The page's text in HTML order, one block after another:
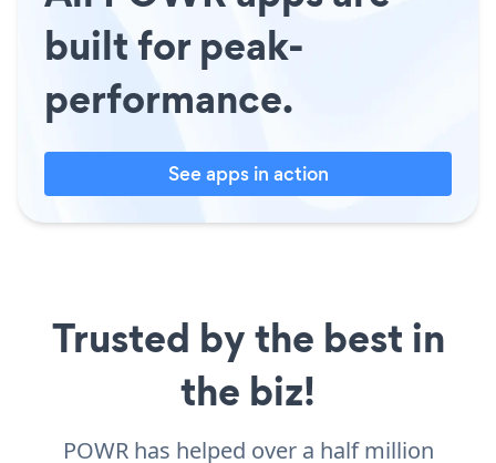
built for peak-
performance.
See apps in action
Trusted by the best in
the biz!
POWR has helped over a half million